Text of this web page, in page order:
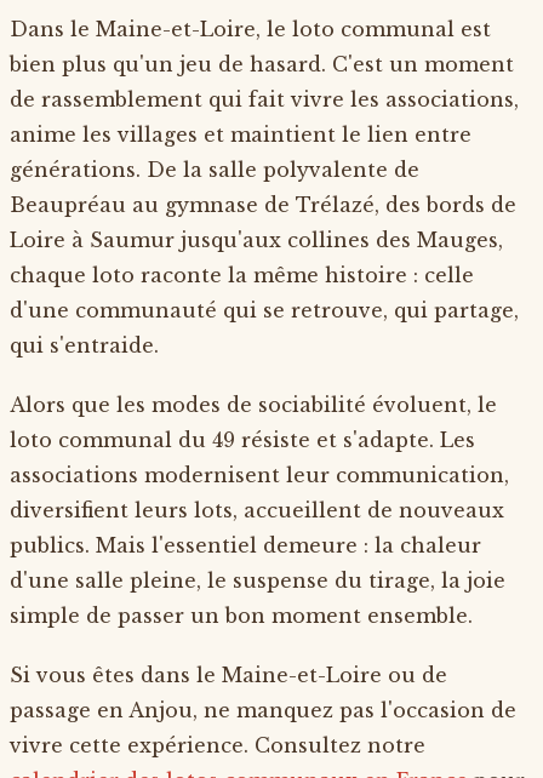
Dans le Maine-et-Loire, le loto communal est
bien plus qu'un jeu de hasard. C'est un moment
de rassemblement qui fait vivre les associations,
anime les villages et maintient le lien entre
générations. De la salle polyvalente de
Beaupréau au gymnase de Trélazé, des bords de
Loire à Saumur jusqu'aux collines des Mauges,
chaque loto raconte la même histoire : celle
d'une communauté qui se retrouve, qui partage,
qui s'entraide.
Alors que les modes de sociabilité évoluent, le
loto communal du 49 résiste et s'adapte. Les
associations modernisent leur communication,
diversifient leurs lots, accueillent de nouveaux
publics. Mais l'essentiel demeure : la chaleur
d'une salle pleine, le suspense du tirage, la joie
simple de passer un bon moment ensemble.
Si vous êtes dans le Maine-et-Loire ou de
passage en Anjou, ne manquez pas l'occasion de
vivre cette expérience. Consultez notre